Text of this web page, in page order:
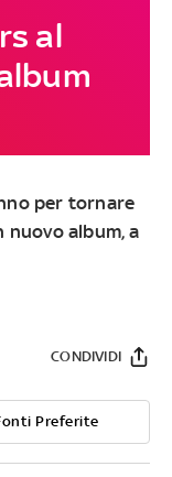
al
per tornare
album, a
Preferite
CONDIVIDI